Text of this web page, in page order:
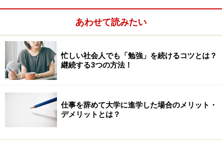
大切な知識となっています。
読者Aさん：「美大に進学するため予備校に通ったとあ
りますが、その際はデッサンや実技の勉強もあったので
しょうか？それとも、美術史や美術概論などの勉強をさ
れたのでしょうか？」
絵が趣味の父親に影響されて育ったものの、自分の絵の
あわせて読みたい
忙しい社会人でも「勉強」を続けるコツとは？
継続する3つの方法！
仕事を辞めて大学に進学した場合のメリット・
デメリットとは？